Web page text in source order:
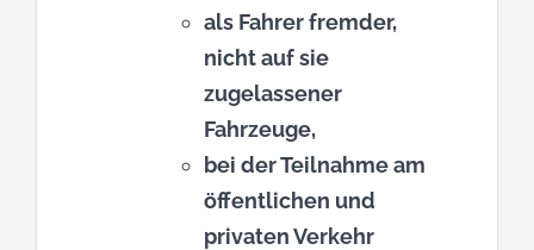
als Fahrer fremder,
nicht auf sie
zugelassener
Fahrzeuge,
bei der Teilnahme am
öffentlichen und
privaten Verkehr